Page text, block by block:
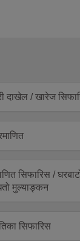
दाखेल / खारेज
सिफारिस /
मुल्याङ्कन
सिफारिस